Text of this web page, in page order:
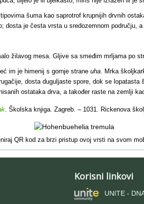
šuma kao saprotrof krupnijih drvnih
je česta vrsta u sredozemnom području, a
žilavog mesa. Gljive sa smeđim mrljama po
im je himenij s gornje strane uha . Mrka
dosta duguljaste spore, dok se
ostataka drva, a također raste na zemlji
. Školska knjiga. Zagreb. – 1031. Rickenova
QR kod za brzi pristup ovoj vrsti na svom
Korisni linkovi
UNITE -